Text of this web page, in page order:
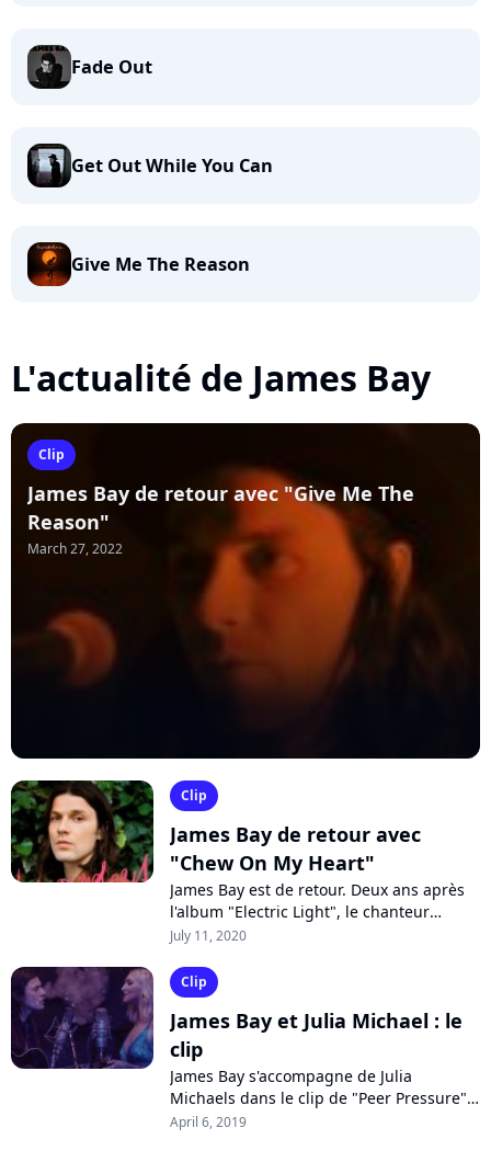
Fade Out
Get Out While You Can
Give Me The Reason
L'actualité de James Bay
Clip
James Bay de retour avec "Give Me The
Reason"
March 27, 2022
Clip
James Bay de retour avec
"Chew On My Heart"
James Bay est de retour. Deux ans après
l'album "Electric Light", le chanteur
anglais dévoile "Chew On My Heart", un
July 11, 2020
Clip
James Bay et Julia Michael : le
clip
James Bay s'accompagne de Julia
Michaels dans le clip de "Peer Pressure",
un duo inédit qui devance les concerts
April 6, 2019